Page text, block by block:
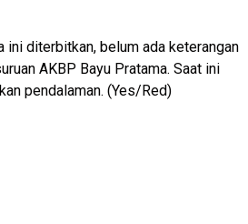
ini diterbitkan, belum ada keterangan
AKBP Bayu Pratama. Saat ini
pendalaman. (Yes/Red)